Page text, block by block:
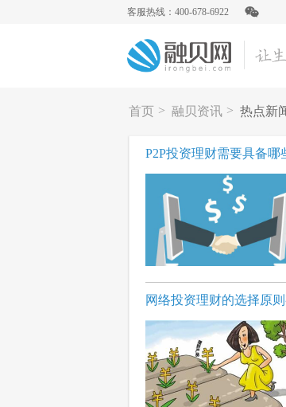
客服热线：400-678-6922
首页 > 融贝资讯 > 热点新
P2P投资理财需要具备哪
网络投资理财的选择原